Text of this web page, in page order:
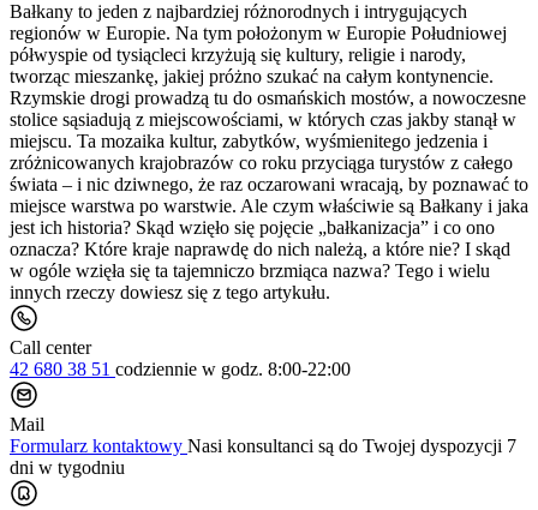
Bałkany to jeden z najbardziej różnorodnych i intrygujących
regionów w Europie. Na tym położonym w Europie Południowej
półwyspie od tysiącleci krzyżują się kultury, religie i narody,
tworząc mieszankę, jakiej próżno szukać na całym kontynencie.
Rzymskie drogi prowadzą tu do osmańskich mostów, a nowoczesne
stolice sąsiadują z miejscowościami, w których czas jakby stanął w
miejscu. Ta mozaika kultur, zabytków, wyśmienitego jedzenia i
zróżnicowanych krajobrazów co roku przyciąga turystów z całego
świata – i nic dziwnego, że raz oczarowani wracają, by poznawać to
miejsce warstwa po warstwie. Ale czym właściwie są Bałkany i jaka
jest ich historia? Skąd wzięło się pojęcie „bałkanizacja” i co ono
oznacza? Które kraje naprawdę do nich należą, a które nie? I skąd
w ogóle wzięła się ta tajemniczo brzmiąca nazwa? Tego i wielu
innych rzeczy dowiesz się z tego artykułu.
Call center
42 680 38 51 codziennie w godz. 8:00-22:00
Mail
Formularz kontaktowy Nasi konsultanci są do Twojej dyspozycji 7
dni w tygodniu